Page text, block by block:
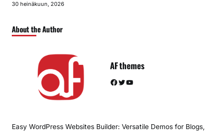
30 heinäkuun, 2026
About the Author
AF themes
Facebook Twitter YouTube
Easy WordPress Websites Builder: Versatile Demos for Blogs,